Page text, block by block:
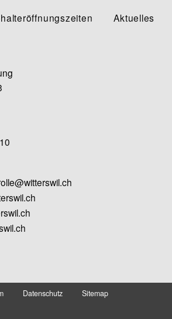
Aktuelles
Datenschutz Sitemap